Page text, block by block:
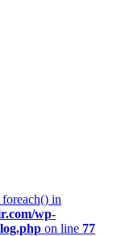
in
wp-
on line 77